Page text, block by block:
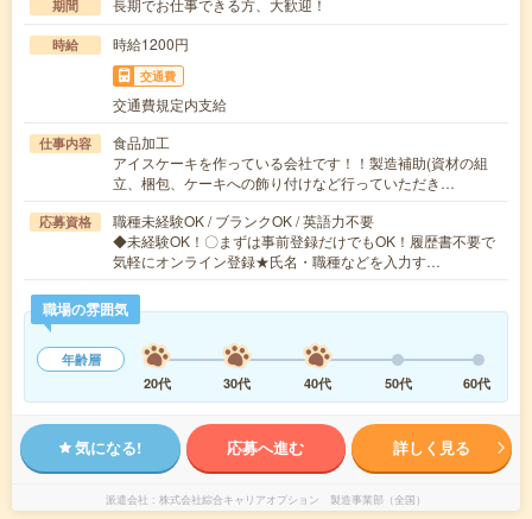
期間
時給 時給1200円
交通費
交通費規定内支給
仕事内容
食品加工
アイスケーキを作っている会社です！！製造補助(資材の組
立、梱包、ケーキへの飾り付けなど行っていただき…
応募資格
職種未経験OK / ブランクOK / 英語力不要
◆未経験OK！〇まずは事前登録だけでもOK！履歴書不要で
気軽にオンライン登録★氏名・職種などを入力す…
職場の雰囲気
年齢層
20代
30代 40代 50代 60代
気になる! 応募へ進む 詳しく見る
派遣会社 株式会社綜合キャリアオプション 製造事業部（全国）